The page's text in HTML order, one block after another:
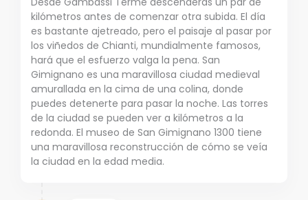
kilómetros antes de comenzar otra subida. El día
es bastante ajetreado, pero el paisaje al pasar por
los viñedos de Chianti, mundialmente famosos,
hará que el esfuerzo valga la pena. San
Gimignano es una maravillosa ciudad medieval
amurallada en la cima de una colina, donde
puedes detenerte para pasar la noche. Las torres
de la ciudad se pueden ver a kilómetros a la
redonda. El museo de San Gimignano 1300 tiene
una maravillosa reconstrucción de cómo se veía
la ciudad en la edad media.